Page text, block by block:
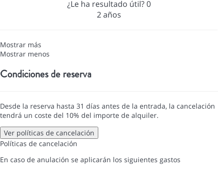
¿Le ha resultado útil?0
2 años
Mostrar más
Mostrar menos
Condiciones de reserva
Desde la reserva hasta 31 días antes de la entrada, la cancelación
tendrá un coste del 10% del importe de alquiler.
Ver políticas de cancelación
Políticas de cancelación
En caso de anulación se aplicarán los siguientes gastos